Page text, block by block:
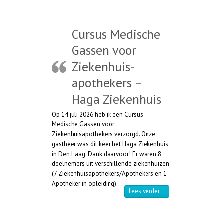
Cursus Medische
Gassen voor
Ziekenhuis-
apothekers –
Haga Ziekenhuis
Op 14 juli 2026 heb ik een Cursus
Medische Gassen voor
Ziekenhuisapothekers verzorgd. Onze
gastheer was dit keer het Haga Ziekenhuis
in Den Haag. Dank daarvoor! Er waren 8
deelnemers uit verschillende ziekenhuizen
(7 Ziekenhuisapothekers/Apothekers en 1
Apotheker in opleiding).…
Lees verder…